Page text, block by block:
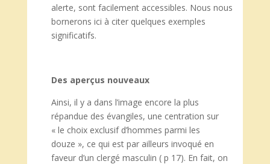
alerte, sont facilement accessibles. Nous nous
bornerons ici à citer quelques exemples
significatifs.
Des aperçus nouveaux
Ainsi, il y a dans l’image encore la plus
répandue des évangiles, une centration sur
« le choix exclusif d’hommes parmi les
douze », ce qui est par ailleurs invoqué en
faveur d’un clergé masculin ( p 17). En fait, on